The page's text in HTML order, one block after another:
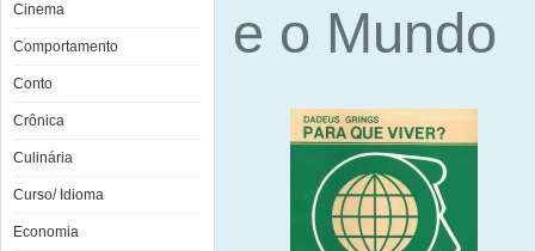
Cinema
Comportamento
Conto
Crônica
Culinária
Curso/ Idioma
Economia
e o Mundo